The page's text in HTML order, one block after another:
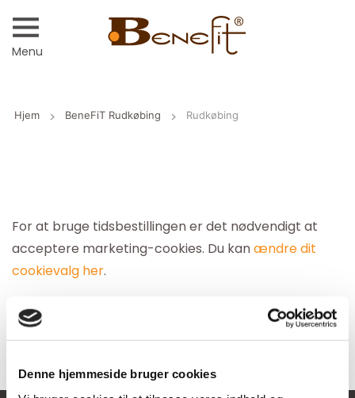
Denne hjemmeside bruger cookies
Menu
Hjem BeneFiT Rudkøbing Rudkøbing
For at bruge tidsbestillingen er det nødvendigt at
acceptere marketing-cookies. Du kanændre dit
cookievalg her.
Sæt kryds i "Marketing" og tryk på "Tillad valgte" eller
vælg blot "Tillad alle".